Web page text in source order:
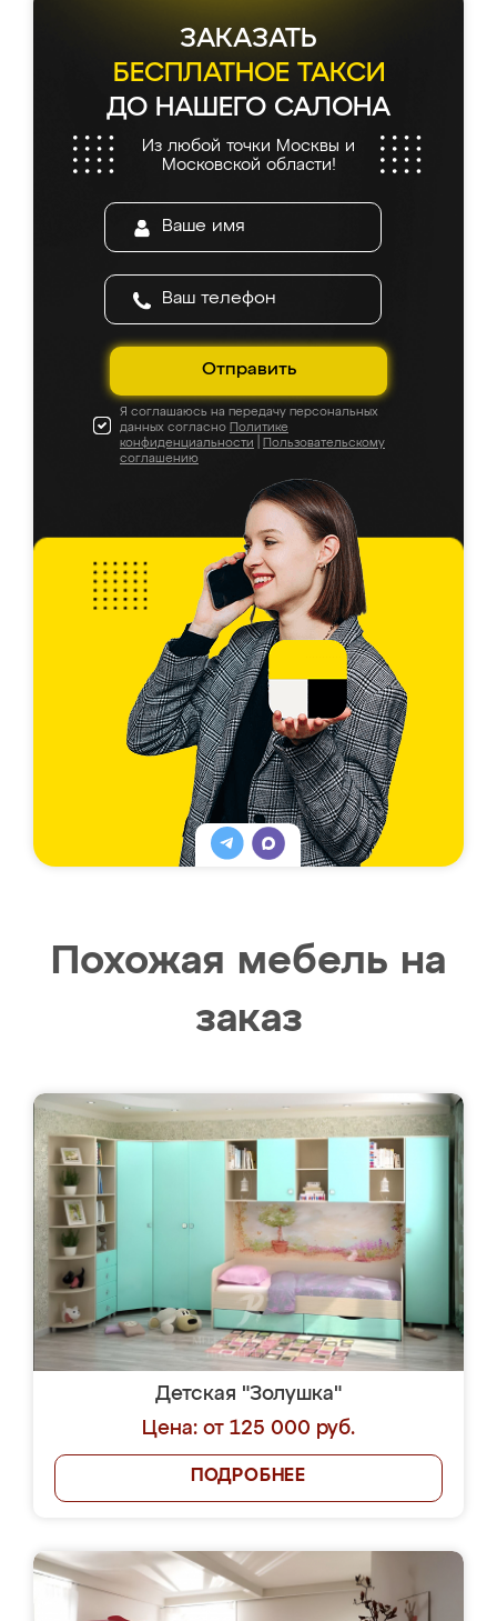
ЗАКАЗАТЬ
БЕСПЛАТНОЕ ТАКСИ
ДО НАШЕГО САЛОНА
Из любой точки Москвы и
Московской области!
Отправить
Я соглашаюсь на передачу персональных
данных согласно Политике
конфиденциальности
Пользовательскому
соглашению
Похожая мебель на
заказ
Детская "Золушка"
Цена: от 125 000 руб.
ПОДРОБНЕЕ